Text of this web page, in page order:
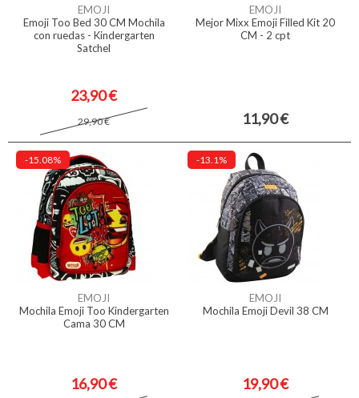
EMOJI
Emoji Too Bed 30 CM Mochila
con ruedas - Kindergarten
Satchel
23,90 €
29,90 €
EMOJI
Mejor Mixx Emoji Filled Kit 20
CM - 2 cpt
11,90 €
-15.08%
EMOJI
Mochila Emoji Too Kindergarten
Cama 30 CM
16,90 €
-13.1%
EMOJI
Mochila Emoji Devil 38 CM
19,90 €